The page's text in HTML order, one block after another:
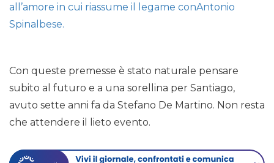
all’amore in cui riassume il legame conAntonio
Spinalbese.
Con queste premesse è stato naturale pensare
subito al futuro e a una sorellina per Santiago,
avuto sette anni fa da Stefano De Martino. Non resta
che attendere il lieto evento.